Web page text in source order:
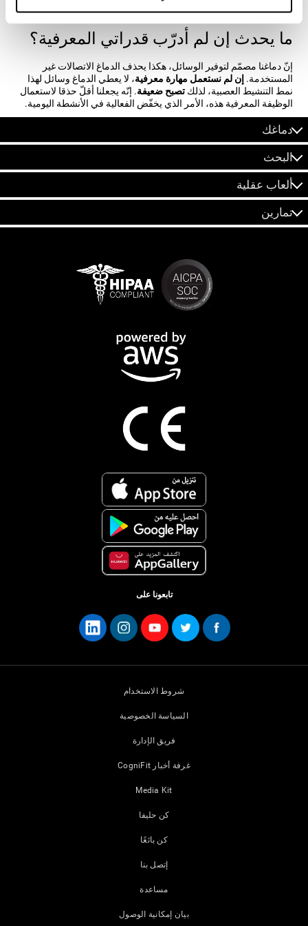
هي الصرافة عند الشراء.
ما يحدث إن لم أدرّب قدراتي المعرفية؟
إنّ دماغنا مصمّم لتوفير الوسائل، هكذا يحذف الدماغ الاتصالات غير
المستخدمة. إن لم نستعمل مهارة معرفية، لا يعطي الدماغ وسائل لهذا
نمط التنشيط العصبية، لذلكتصبح ضعيفة. إنّه يجعلنا أقلّ حذقا لاستعمال
الوظيفة المعرفية هذه، الأمر الذي يخفّض الفعالية في الأنشطة اليومية.
دماغك
البحث
ألعاب عقلية
تمارين
تابعونا على
شروط الاستخدام
السياسة الخصوصية
فريق الإدارة
غرفة أخبار CogniFit
Media Kit
كن حليفا
كن بائعًا
إتصل بنا
مساعدة
بيان إمكانية الوصول